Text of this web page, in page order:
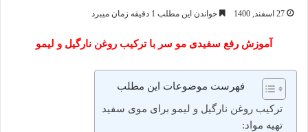
27 اسفند, 1400 خواندن این مطلب 1 دقیقه زمان میبرد
آموزش رفع سفیدی مو سر با ترکیب روغن نارگیل و لیمو
فهرست موضوعات این مطلب
ترکیب روغن نارگیل و لیمو برای موی سفید
تهیه مواد: